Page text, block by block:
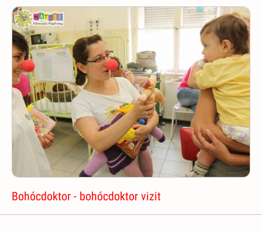
Bohócdoktor - bohócdoktor vizit